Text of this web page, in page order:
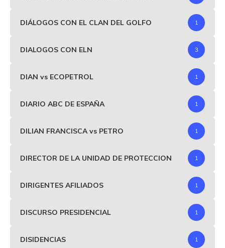
DIÁLOGOS CON EL CLAN DEL GOLFO 1
DIALOGOS CON ELN 3
DIAN vs ECOPETROL 1
DIARIO ABC DE ESPAÑA 1
DILIAN FRANCISCA vs PETRO 1
DIRECTOR DE LA UNIDAD DE PROTECCION 1
DIRIGENTES AFILIADOS 1
DISCURSO PRESIDENCIAL 1
DISIDENCIAS 1